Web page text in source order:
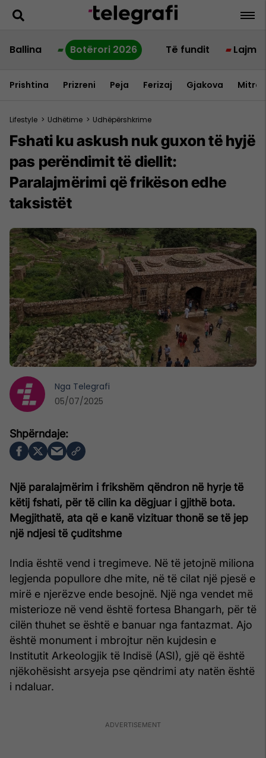
Ballina Botërori 2026 Të fundit Lajme
Prishtina Prizreni Peja Ferizaj Gjakova
Lifestyle > Udhëtime > Udhëpërshkrime
Fshati ku askush nuk guxon të hyjë
pas perëndimit të diellit:
Paralajmërimi që frikëson edhe
taksistët
Një paralajmërim i frikshëm qëndron në hyrje të
këtij fshati, për të cilin ka dëgjuar i gjithë bota.
Megjithatë, ata që e kanë vizituar thonë se të jep
një ndjesi të çuditshme
India është vend i tregimeve. Në të jetojnë miliona
legjenda popullore dhe mite, në të cilat një pjesë e
mirë e njerëzve ende besojnë. Një nga vendet më
misterioze në vend është fortesa Bhangarh, për të
cilën thuhet se është e banuar nga fantazmat. Ajo
është monument i mbrojtur nën kujdesin e
Institutit Arkeologjik të Indisë (ASI), gjë që është
njëkohësisht arsyeja pse qëndrimi aty natën është
i ndaluar.
Nga Telegrafi
05/07/2025